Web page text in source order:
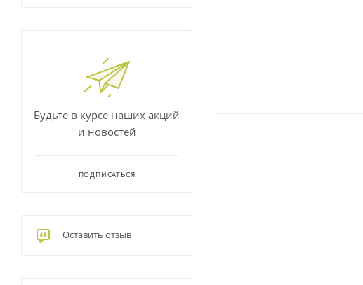
Будьте в курсе наших акций
и новостей
ПОДПИСАТЬСЯ
Оставить отзыв